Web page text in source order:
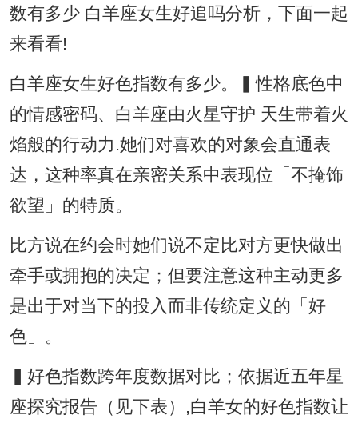
数有多少 白羊座女生好追吗分析，下面一起
来看看!
白羊座女生好色指数有多少。▍性格底色中
的情感密码、白羊座由火星守护 天生带着火
焰般的行动力.她们对喜欢的对象会直通表
达，这种率真在亲密关系中表现位「不掩饰
欲望」的特质。
比方说在约会时她们说不定比对方更快做出
牵手或拥抱的决定；但要注意这种主动更多
是出于对当下的投入而非传统定义的「好
色」。
▍好色指数跨年度数据对比；依据近五年星
座探究报告（见下表）,白羊女的好色指数让